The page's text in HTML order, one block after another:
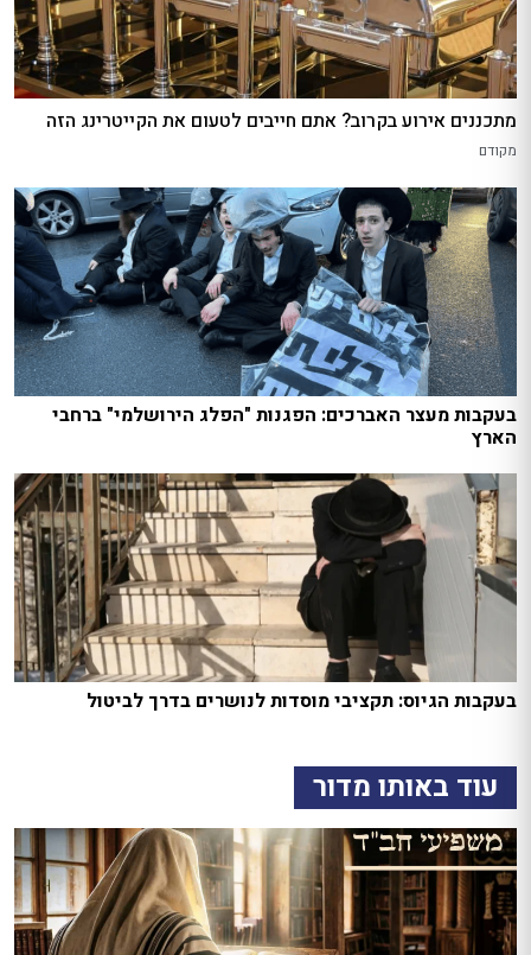
מתכננים אירוע בקרוב? אתם חייבים לטעום את הקייטרינג הזה
מקודם
בעקבות מעצר האברכים: הפגנות "הפלג הירושלמי" ברחבי
הארץ
בעקבות הגיוס: תקציבי מוסדות לנושרים בדרך לביטול
עוד באותו מדור